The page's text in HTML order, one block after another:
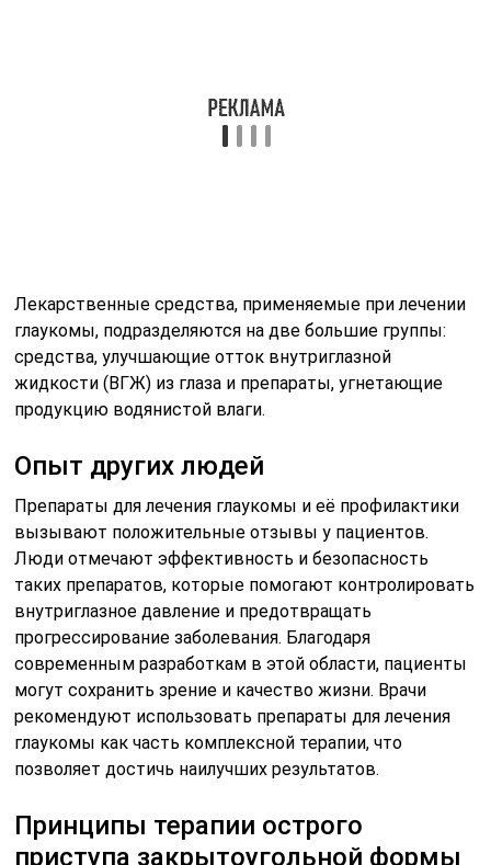
Лекарственные средства, применяемые при лечении
глаукомы, подразделяются на две большие группы:
средства, улучшающие отток внутриглазной
жидкости (ВГЖ) из глаза и препараты, угнетающие
продукцию водянистой влаги.
Опыт других людей
Препараты для лечения глаукомы и её профилактики
вызывают положительные отзывы у пациентов.
Люди отмечают эффективность и безопасность
таких препаратов, которые помогают контролировать
внутриглазное давление и предотвращать
прогрессирование заболевания. Благодаря
современным разработкам в этой области, пациенты
могут сохранить зрение и качество жизни. Врачи
рекомендуют использовать препараты для лечения
глаукомы как часть комплексной терапии, что
позволяет достичь наилучших результатов.
Принципы терапии острого
приступа закрытоугольной формы